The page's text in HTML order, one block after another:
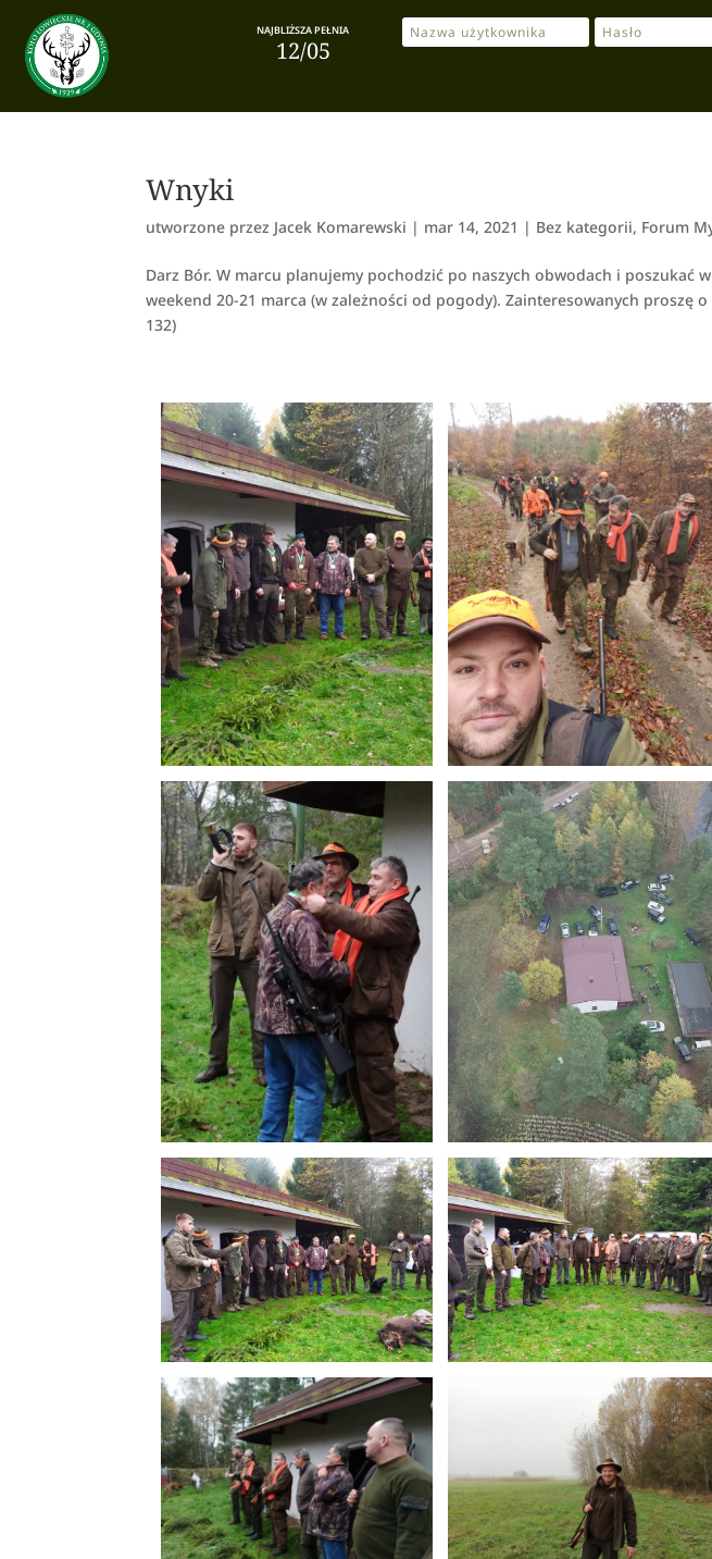
NAJBLIŻSZA PEŁNIA
12/05
Wnyki
utworzone przez Jacek Komarewski | mar 14, 2021 | Bez kategorii, Forum
Darz Bór. W marcu planujemy pochodzić po naszych obwodach i poszukać
weekend 20-21 marca (w zależności od pogody). Zainteresowanych proszę
132)